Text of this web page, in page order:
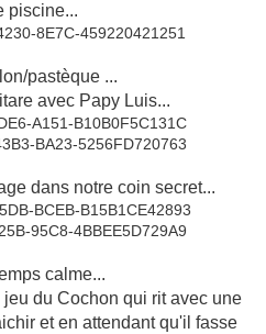
piscine...
pastèque ...
avec Papy Luis...
dans notre coin secret...
calme...
du Cochon qui rit avec une
et en attendant qu'il fasse